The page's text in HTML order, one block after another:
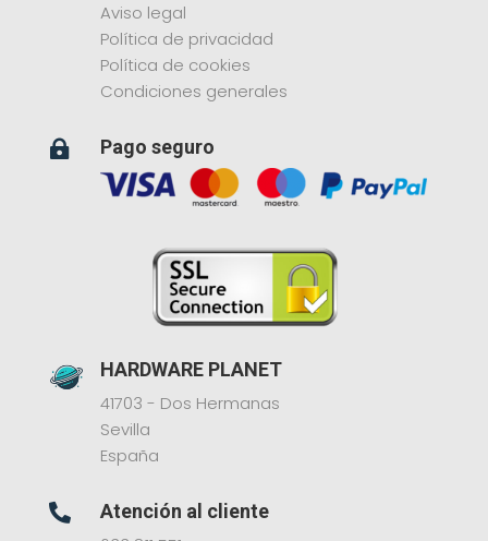
Aviso legal
Política de privacidad
Política de cookies
Condiciones generales
 Pago seguro
HARDWARE PLANET
41703 - Dos Hermanas
Sevilla
España

Atención al cliente